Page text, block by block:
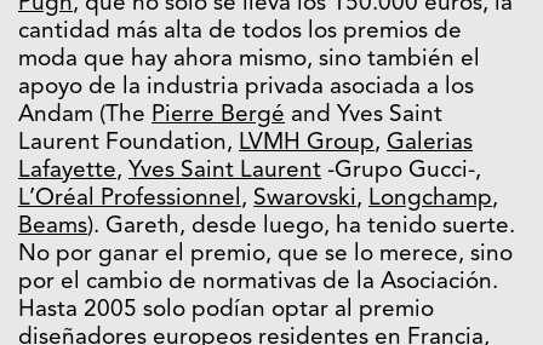
cantidad más alta de todos los premios de
moda que hay ahora mismo, sino también el
apoyo de la industria privada asociada a los
Andam (The Pierre Bergé and Yves Saint
Laurent Foundation, LVMH Group, Galerias
Lafayette, Yves Saint Laurent -Grupo Gucci-,
L’Oréal Professionnel , Swarovski, Longchamp,
Beams). Gareth, desde luego, ha tenido suerte.
No por ganar el premio, que se lo merece, sino
por el cambio de normativas de la Asociación.
Hasta 2005 solo podían optar al premio
diseñadores europeos residentes en Francia,